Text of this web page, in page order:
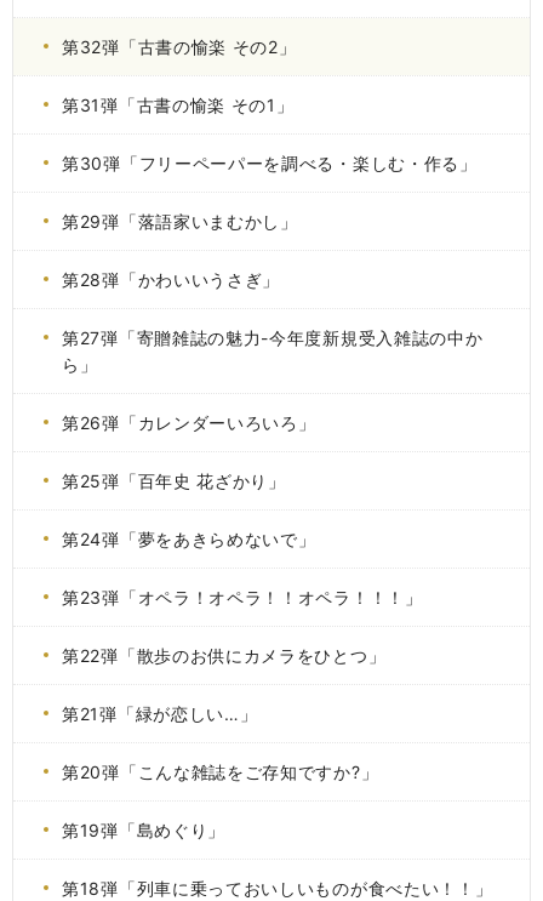
第32弾「古書の愉楽 その2」
第31弾「古書の愉楽 その1」
第30弾「フリーペーパーを調べる・楽しむ・作る」
第29弾「落語家いまむかし」
第28弾「かわいいうさぎ」
第27弾「寄贈雑誌の魅力-今年度新規受入雑誌の中か
ら」
第26弾「カレンダーいろいろ」
第25弾「百年史 花ざかり」
第24弾「夢をあきらめないで」
第23弾「オペラ！オペラ！！オペラ！！！」
第22弾「散歩のお供にカメラをひとつ」
第21弾「緑が恋しい…」
第20弾「こんな雑誌をご存知ですか?」
第19弾「島めぐり」
第18弾「列車に乗っておいしいものが食べたい！！」